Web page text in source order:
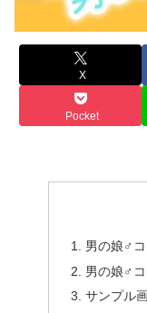
X
Pocket
男の娘♂
男の娘♂
サンプル